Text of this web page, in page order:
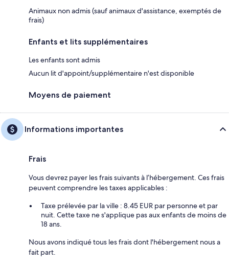
Animaux non admis (sauf animaux d'assistance, exemptés de
frais)
Enfants et lits supplémentaires
Les enfants sont admis
Aucun lit d'appoint/supplémentaire n'est disponible
Moyens de paiement
Informations importantes
Frais
Vous devrez payer les frais suivants à l’hébergement. Ces frais
peuvent comprendre les taxes applicables :
Taxe prélevée par la ville : 8.45 EUR par personne et par
nuit. Cette taxe ne s'applique pas aux enfants de moins de
18 ans.
Nous avons indiqué tous les frais dont l'hébergement nous a
fait part.